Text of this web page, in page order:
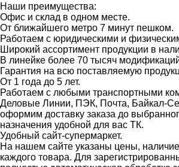
Наши преимущества:
Офис и склад в одном месте.
От ближайшего метро 7 минут пешком.
Работаем с юридическими и
Широкий ассортимент продукции в
В линейке более 70 тысяч
Гарантия на всю поставляемую
От 1 года до 5 лет.
Работаем с любыми транспортными
Деловые Линии, ПЭК, Почта, Байкал-
оформим доставку заказа до
назначения удобной для вас ТК.
Удобный сайт-супермаркет.
На нашем сайте указаны цены, наличие
каждого товара. Для